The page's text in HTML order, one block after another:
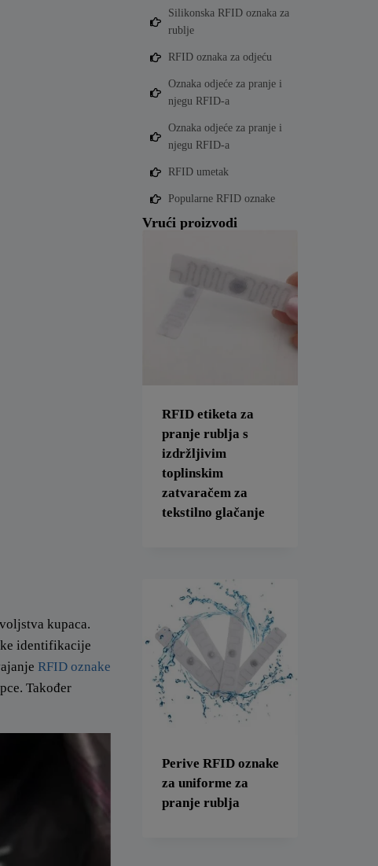
kupaca.
identifikacije
RFID oznake
Također
Silikonska RFID oznaka za
rublje
RFID oznaka za odjeću
Oznaka odjeće za pranje i
njegu RFID-a
Oznaka odjeće za pranje i
njegu RFID-a
RFID umetak
Popularne RFID oznake
Vrući proizvodi
RFID etiketa za
pranje rublja s
izdržljivim
toplinskim
zatvaračem za
tekstilno glačanje
Perive RFID oznake
za uniforme za
pranje rublja